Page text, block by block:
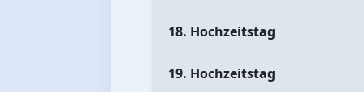
18. Hochzeitstag
19. Hochzeitstag